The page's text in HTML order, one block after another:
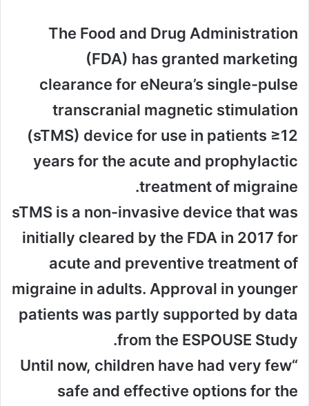
The Food and Drug Administration
(FDA) has granted marketing
clearance for eNeura’s single-pulse
transcranial magnetic stimulation
(sTMS) device for use in patients ≥12
years for the acute and prophylactic
treatment of migraine.
sTMS is a non-invasive device that was
initially cleared by the FDA in 2017 for
acute and preventive treatment of
migraine in adults. Approval in younger
patients was partly supported by data
from the ESPOUSE Study.
“Until now, children have had very few
safe and effective options for the